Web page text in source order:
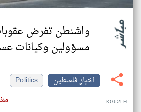
واشنطن تفرض
مسؤولين وكيانات
اخبار فلسطين
Politics
منذ ٨ KG62LH